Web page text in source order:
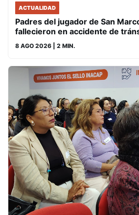
ACTUALIDAD
Padres del jugador de San
fallecieron en accidente de
8 AGO 2026 | 2 MIN.